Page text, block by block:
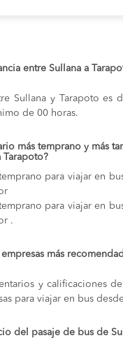
entre Sullana a
Sullana y Tarapoto
de 00 horas.
más temprano y más
Tarapoto?
para viajar en
para viajar en
.
empresas más
y calificaciones
para viajar en bus
del pasaje de bus de